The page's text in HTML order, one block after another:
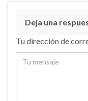
Deja una
Tu dirección de